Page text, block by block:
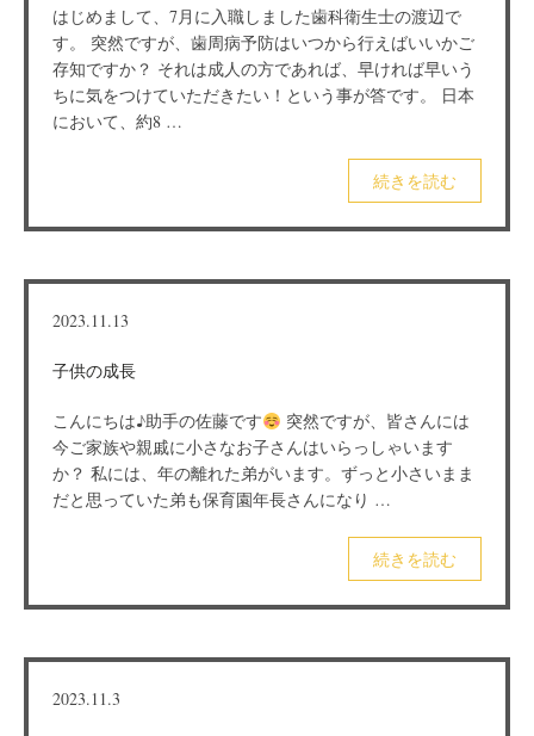
はじめまして、7月に入職しました歯科衛生士の渡辺で
す。 突然ですが、歯周病予防はいつから行えばいいかご
存知ですか？ それは成人の方であれば、早ければ早いう
ちに気をつけていただきたい！という事が答です。 日本
において、約8 …
続きを読む
2023.11.13
子供の成長
こんにちは♪助手の佐藤です
突然ですが、皆さんには
今ご家族や親戚に小さなお子さんはいらっしゃいます
か？ 私には、年の離れた弟がいます。ずっと小さいまま
だと思っていた弟も保育園年長さんになり …
続きを読む
2023.11.3